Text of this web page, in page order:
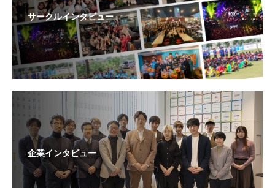
サークルインタビュー
企業インタビュー